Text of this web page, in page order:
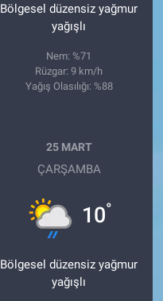
Bölgesel düzensiz yağmur
yağışlı
Nem: %71
Rüzgar: 9 km/h
Yağış Olasılığı: %88
25 MART
ÇARŞAMBA
10°
Bölgesel düzensiz yağmur
yağışlı